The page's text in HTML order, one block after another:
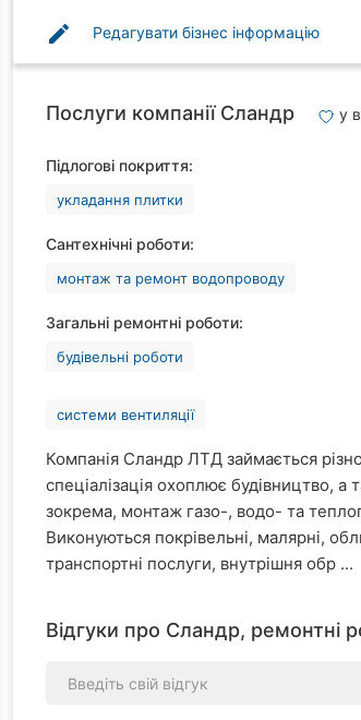
edit Редагувати бізнес інформацію
Послуги компанії Сландр у
Підлогові покриття:
укладання плитки
Сантехнічні роботи:
монтаж та ремонт водопроводу
Загальні ремонтні роботи:
будівельні роботи
системи вентиляції
Компанія Сландр ЛТД займається
спеціалізація охоплює будівництво,
зокрема, монтаж газо-, водо- та
Виконуються покрівельні, малярні,
транспортні послуги, внутрішня обр ...
Відгуки про Сландр, ремонтні